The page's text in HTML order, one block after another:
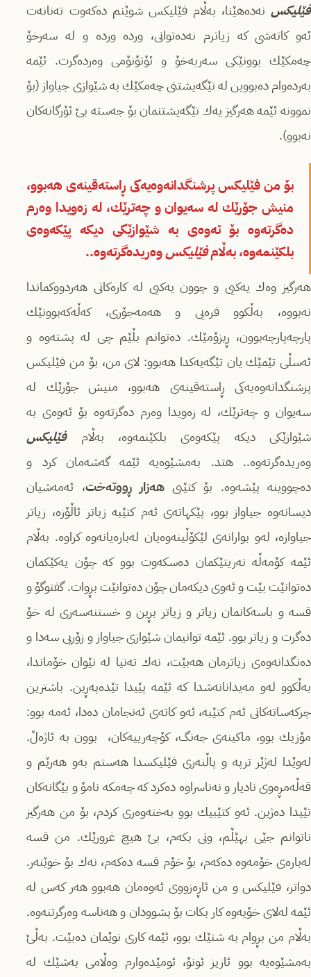
فێلیكس نەدەهێنا، بەڵام فێلیكس شوێنم دەكەوت تەنانەت
ئەو كاتەشی كە زیاترم نەدەتوانی، وردە وردە و لە سەرخۆ
چەمكێك بوونێكی سەربەخۆ و ئۆتۆنۆمی وەردەگرت. ئێمە
بەردەوام دەبووین لە تێگەیشتنی چەمكێك بە شێوازی جیاواز (بۆ
نموونە ئێمە هەرگیز یەك تێگەیشتنمان بۆ جەستە بێ ئۆرگانەكان
نەبوو).
بۆ من فێلیكس پرشنگدانەوەیەكی ڕاستەقینەی هەبوو،
منیش جۆرێك لە سەیوان و چەترێك، لە زەویدا وەرم
دەگرتەوە بۆ ئەوەی بە شێوازێكی دیكە پێكەوەی
بلكێنمەوە، بەڵامفێلیكسوەریدەگرتەوە..
‎هەرگیز وەك یەكیی و چوون یەكیی لە كارەكانی هەردووكماندا
نەبووە، بەڵكوو فرەیی و هەمەجۆری، كەڵەكەبوونێك
پارچەپارچەبوون، ڕیزۆمێك. دەتوانم بڵێم چی لە پشتەوە و
ئەسڵی تێمێك یان تێگەیەكدا هەبوو: لای من، بۆ من فێلیكس
پرشنگدانەوەیەكی ڕاستەقینەی هەبوو، منیش جۆرێك لە
سەیوان و چەترێك، لە زەویدا وەرم دەگرتەوە بۆ ئەوەی بە
شێوازێكی دیكە پێكەوەی بلكێنمەوە، بەڵامفێلیكس
وەریدەگرتەوە.. هتد. بەمشێوەیە ئێمە گەشەمان كرد و
دەچووینە پێشەوە. بۆ كتێبیهەزار ڕووتەخت، ئەمەشیان
دیسانەوە جیاواز بوو، پێكهاتەی ئەم كتێبە زیاتر ئاڵۆزە، زیاتر
جیاوازە، لەو بوارانەی لێكۆڵینەوەیان لەبارەیانەوە كراوە. بەڵام
ئێمە كۆمەڵە نەریتێكمان دەسكەوت بوو كە چۆن یەكێكمان
دەتوانێت بێت و ئەوی دیكەمان چۆن دەتوانێت بڕوات. گفتوگۆ و
قسە و باسەكانمان زیاتر و زیاتر بڕین و خستنەسەری لە خۆ
دەگرت و زیاتر بوو. ئێمە توانیمان شێوازی جیاواز و زۆریی سەدا و
دەنگدانەوەی زیاترمان هەبێت، نەك تەنیا لە نێوان خۆماندا،
بەڵكوو لەو مەیدانانەشدا كە ئێمە پێیدا تێدەپەڕین. باشترین
چركەساتەكانی ئەم كتێبە، ئەو كاتەی ئەنجامان دەدا، ئەمە بوو:
مۆزیك بوو، ماكینەی جەنگ، كۆچەرییەكان، بوون بە ئاژەڵ.
لەوێدا لەژێر ترپە و پاڵنەری فێلیكسدا هەستم بەو هەرێم و
قەڵەمڕەوی نادیار و نەناسراوە دەكرد كە چەمكە نامۆ و بێگانەكان
تێیدا دەژین. ئەو كتێبیك بوو بەختەوەری كردم، بۆ من هەرگیز
ناتوانم جێی بهێڵم، ونی بكەم، بێ هیچ غرورێك. من قسە
لەبارەی خۆمەوە دەكەم، بۆ خۆم قسە دەكەم، نەك بۆ خوێنەر.
دواتر، فێلیكس و من ئاڕەزووی ئەوەمان هەبوو هەر كەس لە
ئێمە لەلای خۆیەوە كار بكات بۆ پشوودان و هەناسە وەرگرتنەوە.
بەڵام من بڕوام بە شتێك بوو، ئێمە كاری نوێمان دەبێت. بەڵێ
بەمشێوەیە بوو ئازیز ئونۆ، ئومێدەوارم وەڵامی بەشێك لە